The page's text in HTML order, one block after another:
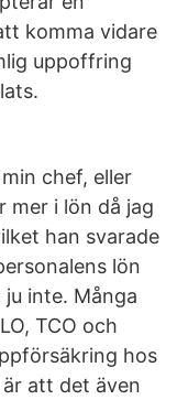
komma vidare
uppoffring
chef, eller
mer i lön då jag
han svarade
lön
inte. Många
TCO och
hos
att det även